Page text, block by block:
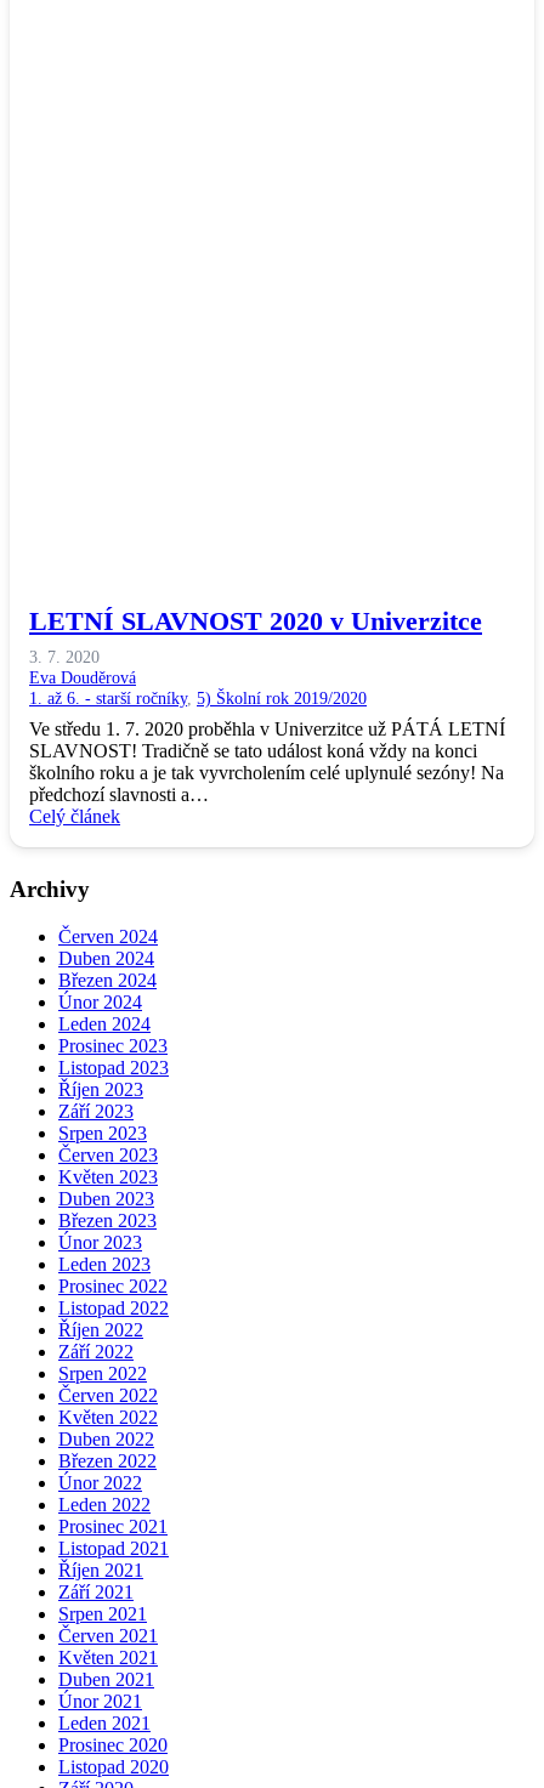
LETNÍ SLAVNOST 2020 v Univerzitce
3. 7. 2020
Eva Douděrová
1. až 6. - starší ročníky, 5) Školní rok 2019/2020
Ve středu 1. 7. 2020 proběhla v Univerzitce už PÁTÁ LETNÍ
SLAVNOST! Tradičně se tato událost koná vždy na konci
školního roku a je tak vyvrcholením celé uplynulé sezóny! Na
předchozí slavnosti a…
Celý článek
Archivy
Červen 2024
Duben 2024
Březen 2024
Únor 2024
Leden 2024
Prosinec 2023
Listopad 2023
Říjen 2023
Září 2023
Srpen 2023
Červen 2023
Květen 2023
Duben 2023
Březen 2023
Únor 2023
Leden 2023
Prosinec 2022
Listopad 2022
Říjen 2022
Září 2022
Srpen 2022
Červen 2022
Květen 2022
Duben 2022
Březen 2022
Únor 2022
Leden 2022
Prosinec 2021
Listopad 2021
Říjen 2021
Září 2021
Srpen 2021
Červen 2021
Květen 2021
Duben 2021
Únor 2021
Leden 2021
Prosinec 2020
Listopad 2020